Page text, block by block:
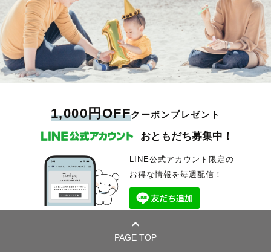
1,000円OFFクーポンプレゼント
おともだち募集中！
LINE公式アカウント限定の
お得な情報を毎週配信！
PAGE TOP